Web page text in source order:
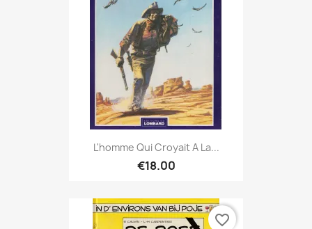
L'homme Qui Croyait A La...
€18.00
favorite_border